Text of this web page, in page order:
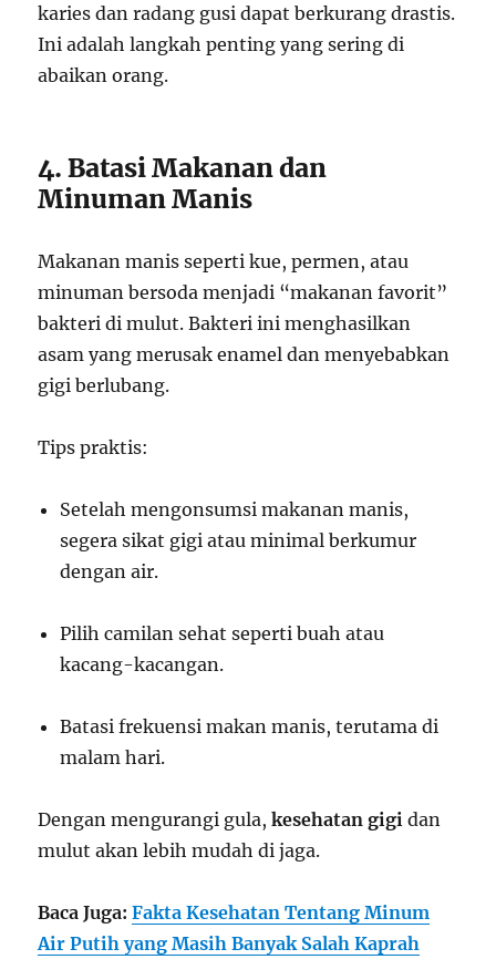
karies dan radang gusi dapat berkurang drastis.
Ini adalah langkah penting yang sering di
abaikan orang.
4. Batasi Makanan dan
Minuman Manis
Makanan manis seperti kue, permen, atau
minuman bersoda menjadi “makanan favorit”
bakteri di mulut. Bakteri ini menghasilkan
asam yang merusak enamel dan menyebabkan
gigi berlubang.
Tips praktis:
Setelah mengonsumsi makanan manis,
segera sikat gigi atau minimal berkumur
dengan air.
Pilih camilan sehat seperti buah atau
kacang-kacangan.
Batasi frekuensi makan manis, terutama di
malam hari.
Dengan mengurangi gula,kesehatan gigi dan
mulut akan lebih mudah di jaga.
Baca Juga:Fakta Kesehatan Tentang Minum
Air Putih yang Masih Banyak Salah Kaprah